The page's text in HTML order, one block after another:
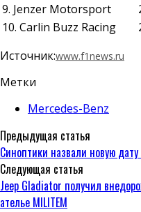
9. Jenzer Motorsport
10. Carlin Buzz Racing
Источник:www.f1news.ru
Метки
Mercedes-Benz
Предыдущая статья
Синоптики назвали новую
Следующая статья
Jeep Gladiator получил
ателье MILITEM